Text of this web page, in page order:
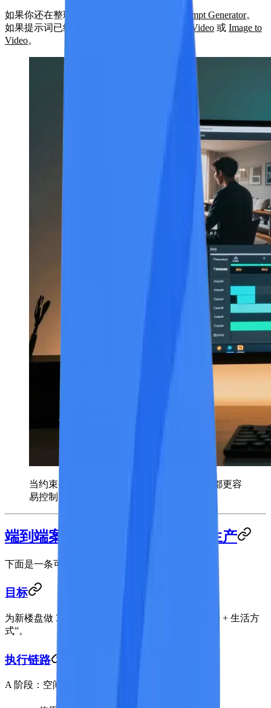
如果你还在整理提示词，可以先用 Video Prompt Generator。
如果提示词已经准备好，可直接进入
Text to Video 或 Image to
Video。
当约束条件清晰后，视频输出质量和一致性都更容
易控制。
端到端案例：地产项目营销素材生产
下面是一条可复用的最小闭环。
目标
为新楼盘做 30-45 秒社媒营销视频，突出“家庭友好 + 生活方
式”。
执行链路
A 阶段：空间叙事